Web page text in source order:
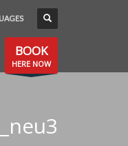
BOOK
HERE NOW